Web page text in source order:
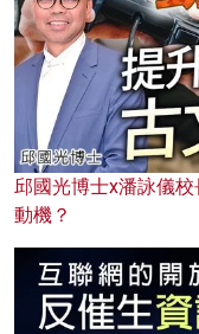
邱國光博士x潘詠儀
動機？